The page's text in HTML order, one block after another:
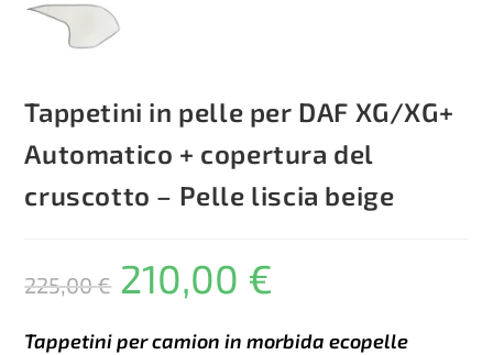
Tappetini in pelle per DAF XG/XG+
Automatico + copertura del
cruscotto – Pelle liscia beige
225,00€
originale
210,00 €
attuale
Tappetini per camion in morbida ecopelle